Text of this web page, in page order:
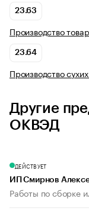
23.63
Производство
23.64
Производство
Другие
ОКВЭД
ДЕЙСТВУЕТ
ИП Смирнов
Работы по сборке